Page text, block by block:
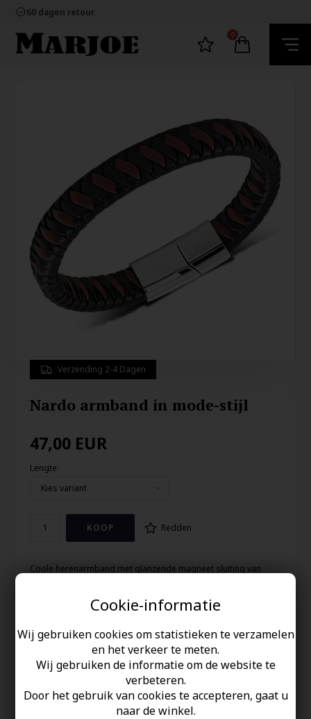
Cookie-informatie
Wij gebruiken cookies om statistieken te verzamelen
en het verkeer te meten.
Wij gebruiken de informatie om de website te
verbeteren.
Door het gebruik van cookies te accepteren, gaat u
naar de winkel.
60 dagen retour
Ecommerce Europe
100% nikkelvrij sieraden
60 dagen retour
0
Verzending 2-4 Dagen
Nardo armband in mode-stijl
47,00 EUR
Lengte:
Redden
Coole herenarmband met glanzende magneet sluiting van
Imt. leer 1,3cm breed.
Lengte: 19-21 cm
Uw veiligheid
Op Voorraad
100% nikkelvrij sieraden